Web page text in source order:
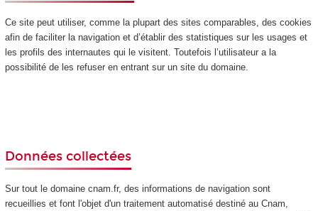
Ce site peut utiliser, comme la plupart des sites comparables, des cookies
afin de faciliter la navigation et d’établir des statistiques sur les usages et
les profils des internautes qui le visitent. Toutefois l’utilisateur a la
possibilité de les refuser en entrant sur un site du domaine.
Données collectées
Sur tout le domaine cnam.fr, des informations de navigation sont
recueillies et font l'objet d'un traitement automatisé destiné au Cnam,